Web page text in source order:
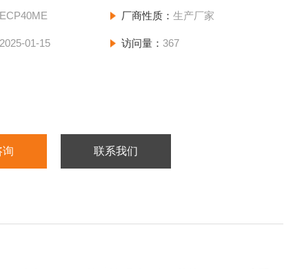
ECP40ME 厂商性质： 生产厂家
2025-01-15 访问量： 367
询 联系我们